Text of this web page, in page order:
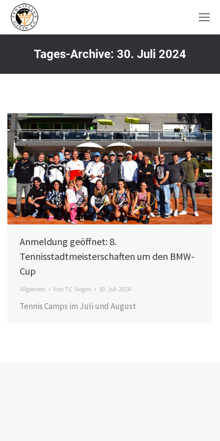
Tages-Archive: 30. Juli 2024
Anmeldung geöffnet: 8.
Tennisstadtmeisterschaften um den BMW-
Cup
Allgemein Von TC Siegen 30. Juli 2024
Tennis Camps im Juli und August